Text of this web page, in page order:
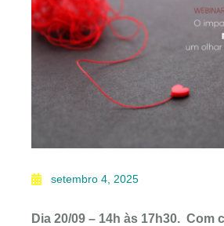
setembro 4, 2025
Dia 20/09 – 14h às 17h30. Com